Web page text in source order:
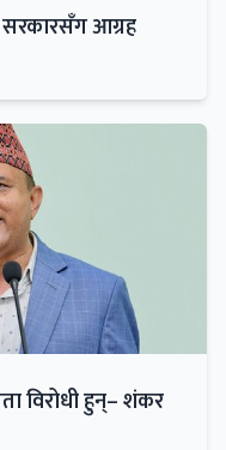
सरकारसँग आग्रह
विरोधी हुन्– शंकर